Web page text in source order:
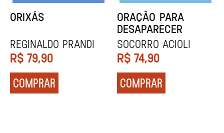
ORIXÁS
REGINALDO PRANDI
R$ 79,90
COMPRAR
ORAÇÃO PARA
DESAPARECER
Socorro Acioli
R$ 74,90
COMPRAR